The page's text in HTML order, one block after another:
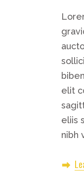
elit
eliis
nibh